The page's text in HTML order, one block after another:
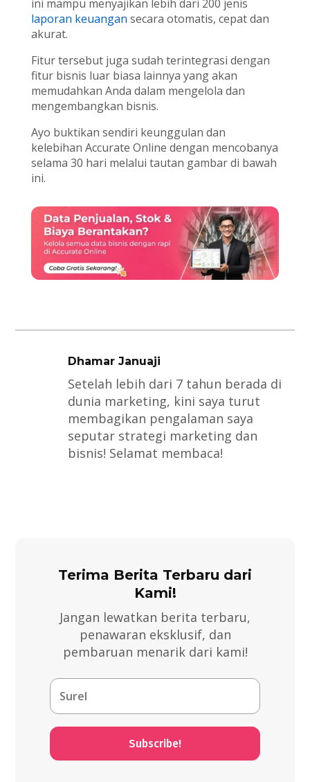
ini mampu menyajikan lebih dari 200 jenis
laporan keuangan secara otomatis, cepat dan
akurat.
Fitur tersebut juga sudah terintegrasi dengan
fitur bisnis luar biasa lainnya yang akan
memudahkan Anda dalam mengelola dan
mengembangkan bisnis.
Ayo buktikan sendiri keunggulan dan
kelebihan Accurate Online dengan mencobanya
selama 30 hari melalui tautan gambar di bawah
ini.
Dhamar Januaji
Setelah lebih dari 7 tahun berada di
dunia marketing, kini saya turut
membagikan pengalaman saya
seputar strategi marketing dan
bisnis! Selamat membaca!
Terima Berita Terbaru dari
Kami!
Jangan lewatkan berita terbaru,
penawaran eksklusif, dan
pembaruan menarik dari kami!
Subscribe!